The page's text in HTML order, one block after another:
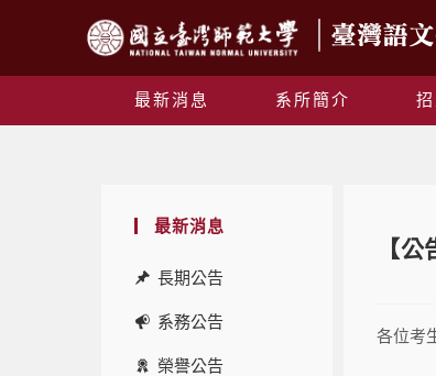
最新消息 系所簡介
最新消息
長期公告
系務公告
榮譽公告
【
各位考